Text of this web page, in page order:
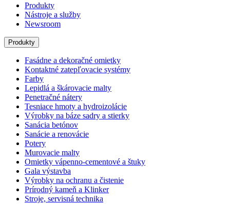
Produkty
Nástroje a služby
Newsroom
Produkty
Fasádne a dekoračné omietky
Kontaktné zatepľovacie systémy
Farby
Lepidlá a škárovacie malty
Penetračné nátery
Tesniace hmoty a hydroizolácie
Výrobky na báze sadry a stierky
Sanácia betónov
Sanácie a renovácie
Potery
Murovacie malty
Omietky vápenno-cementové a štuky
Gala výstavba
Výrobky na ochranu a čistenie
Prírodný kameň a Klinker
Stroje, servisná technika